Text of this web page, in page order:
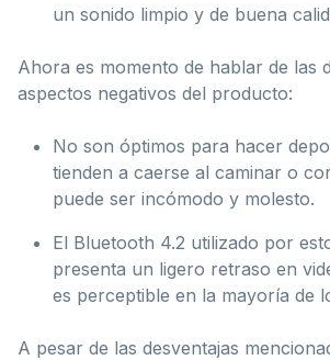
un sonido limpio y de buena
Ahora es momento de hablar de las
aspectos negativos del producto:
No son óptimos para hacer
tienden a caerse al caminar o
puede ser incómodo y molesto.
El Bluetooth 4.2 utilizado por
presenta un ligero retraso en
es perceptible en la mayoría de
A pesar de las desventajas